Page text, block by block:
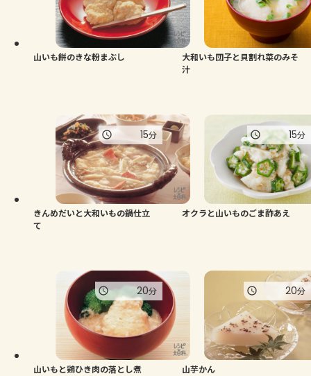
山いも餅のきな粉まぶし
大和いも団子と貝割れ菜のみそ
汁
きんめだいと大和いもの鍋仕立
て
15分
オクラと山いものごま酢あえ
15分
山いもと鶏ひき肉の落とし煮
20分
山芋かん
20分